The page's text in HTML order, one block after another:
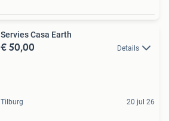
Servies Casa Earth
€ 50,00 Details
Tilburg 20 jul 26